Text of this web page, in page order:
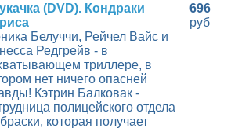
(DVD). Кондраки
Белуччи, Рейчел Вайс и
Редгрейв - в
триллере, в
нет ничего опасней
Кэтрин Балковак -
полицейского отдела
которая получает
696
руб